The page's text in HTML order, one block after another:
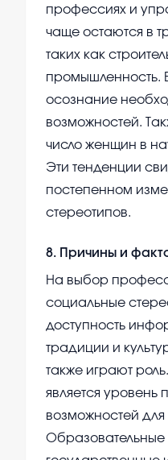
профессиях и
чаще остаются в
таких как
промышленность.
осознание
возможностей.
число женщин в
Эти тенденции
постепенном
стереотипов.
8. Причины и
На выбор
социальные
доступность
традиции и
также играют
является уровень
возможностей